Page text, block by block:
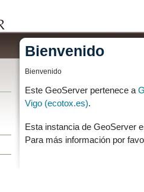
Bienvenido
Bienvenido
Este GeoServer pertenece a
Vigo (ecotox.es).
Esta instancia de GeoServer
Para más información por